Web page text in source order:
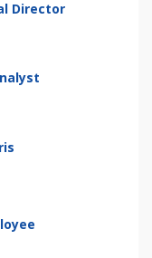
Director